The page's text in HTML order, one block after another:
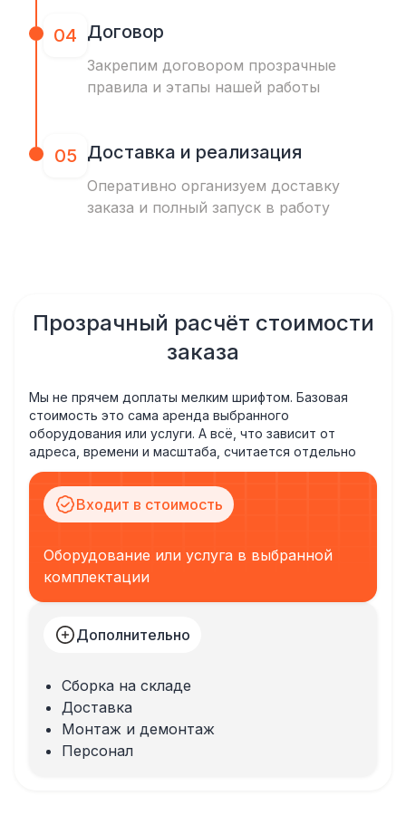
04 Договор
Закрепим договором прозрачные
правила и этапы нашей работы
05 Доставка и реализация
Оперативно организуем доставку
заказа и полный запуск в работу
Прозрачный расчёт стоимости
заказа
Мы не прячем доплаты мелким шрифтом. Базовая
стоимость это сама аренда выбранного
оборудования или услуги. А всё, что зависит от
адреса, времени и масштаба, считается отдельно
Входит в стоимость
Оборудование или услуга в выбранной
комплектации
Дополнительно
Сборка на складе
Доставка
Монтаж и демонтаж
Персонал